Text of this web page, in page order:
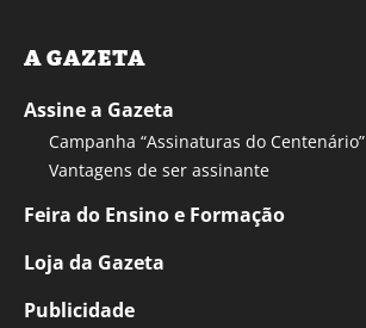
A GAZETA
Assine a Gazeta
Campanha “Assinaturas do Centenário”
Vantagens de ser assinante
Feira do Ensino e Formação
Loja da Gazeta
Publicidade